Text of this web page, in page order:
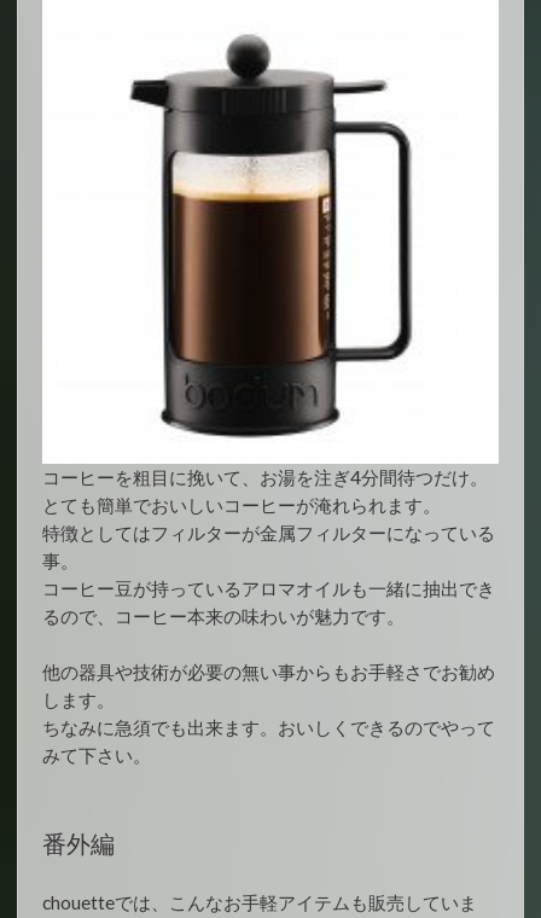
コーヒーを粗目に挽いて、お湯を注ぎ4分間待つだけ。
とても簡単でおいしいコーヒーが淹れられます。
特徴としてはフィルターが金属フィルターになっている
事。
コーヒー豆が持っているアロマオイルも一緒に抽出でき
るので、コーヒー本来の味わいが魅力です。
他の器具や技術が必要の無い事からもお手軽さでお勧め
します。
ちなみに急須でも出来ます。おいしくできるのでやって
みて下さい。
番外編
chouetteでは、こんなお手軽アイテムも販売していま